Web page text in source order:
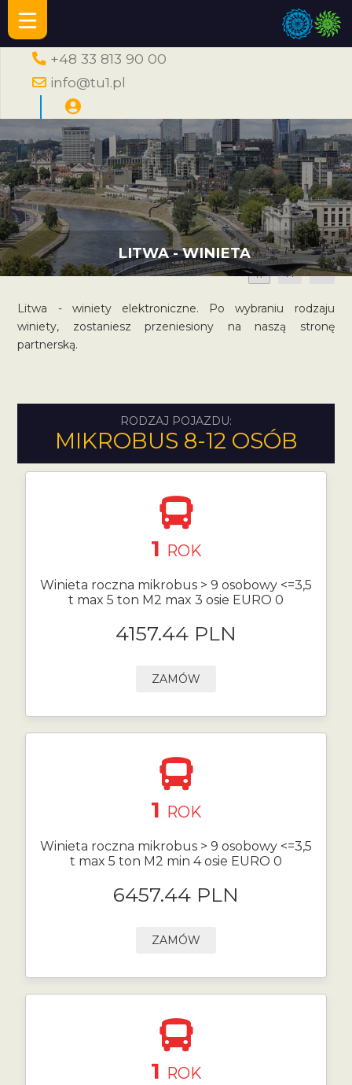
+48 33 813 90 00
info@tu1.pl
LITWA - WINIETA
A A A
Litwa - winiety elektroniczne. Po wybraniu rodzaju
winiety, zostaniesz przeniesiony na naszą stronę
partnerską.
RODZAJ POJAZDU:
MIKROBUS 8-12 OSÓB
1 ROK
Winieta roczna mikrobus > 9 osobowy <=3,5
t max 5 ton M2 max 3 osie EURO 0
4157.44 PLN
ZAMÓW
1 ROK
Winieta roczna mikrobus > 9 osobowy <=3,5
t max 5 ton M2 min 4 osie EURO 0
6457.44 PLN
ZAMÓW
1 ROK